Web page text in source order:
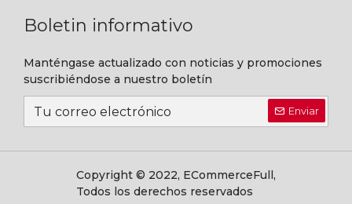
Boletin informativo
Manténgase actualizado con noticias y promociones
suscribiéndose a nuestro boletín
Enviar
Copyright © 2022, ECommerceFull,
Todos los derechos reservados